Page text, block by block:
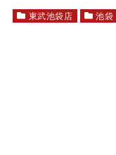
東武池袋店 池袋